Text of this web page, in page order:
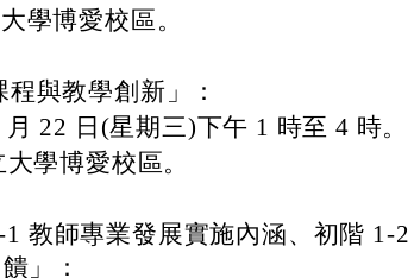
學博愛校區。
與教學創新」：
22 日(星期三)下午 1 時至 4 時。
學博愛校區。
教師專業發展實施內涵、初階 1-2
」：